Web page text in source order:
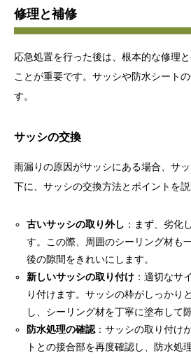
修理と補修
応急処置を行った後は、根本的な修理
ことが重要です。サッシや防水シート
す。
サッシの交換
雨漏りの原因がサッシにある場合、サ
下に、サッシの交換方法とポイントを説
古いサッシの取り外し ：まず、劣化
す。この際、周囲のシーリング材も
後の隙間をきれいにします。
新しいサッシの取り付け ：適切なサ
り付けます。サッシの枠がしっかり
し、シーリング材を丁寧に塗布して
防水処理の確認：サッシの取り付け
トとの接合部を再度確認し、防水処